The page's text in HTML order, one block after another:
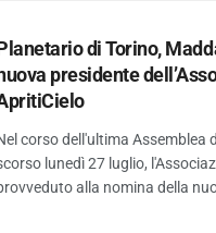
di Torino,
presidente
corso dell'ultima Assemblea
lunedì 27 luglio,
alla nomina della